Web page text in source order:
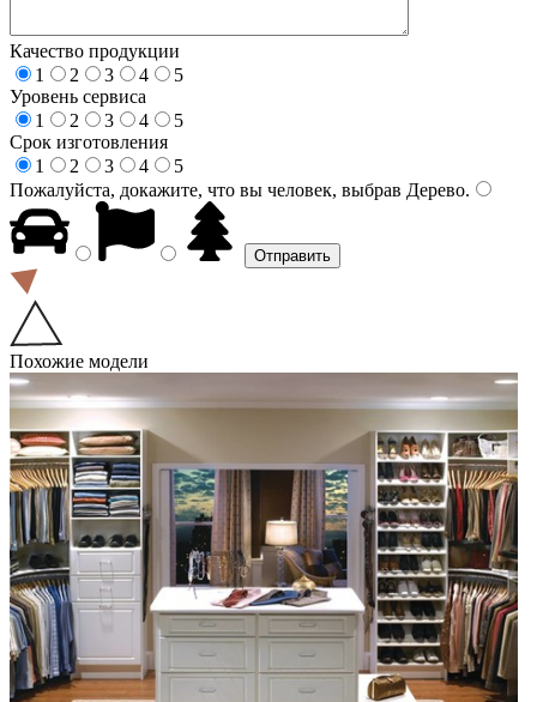
Качество продукции
1
2 3 4
5
Уровень сервиса
1
2 3 4
5
Срок изготовления
1
2 3 4
5
Пожалуйста, докажите, что вы человек, выбрав Дерево.
Похожие модели